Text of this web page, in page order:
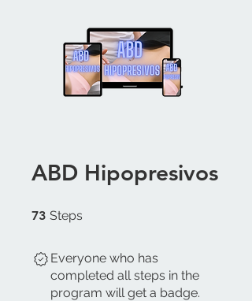
ABD Hipopresivos
73 Steps
Everyone who has
completed all steps in the
program will get a badge.